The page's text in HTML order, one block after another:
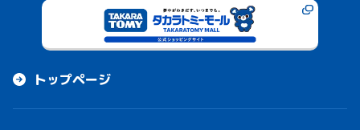
トップページ